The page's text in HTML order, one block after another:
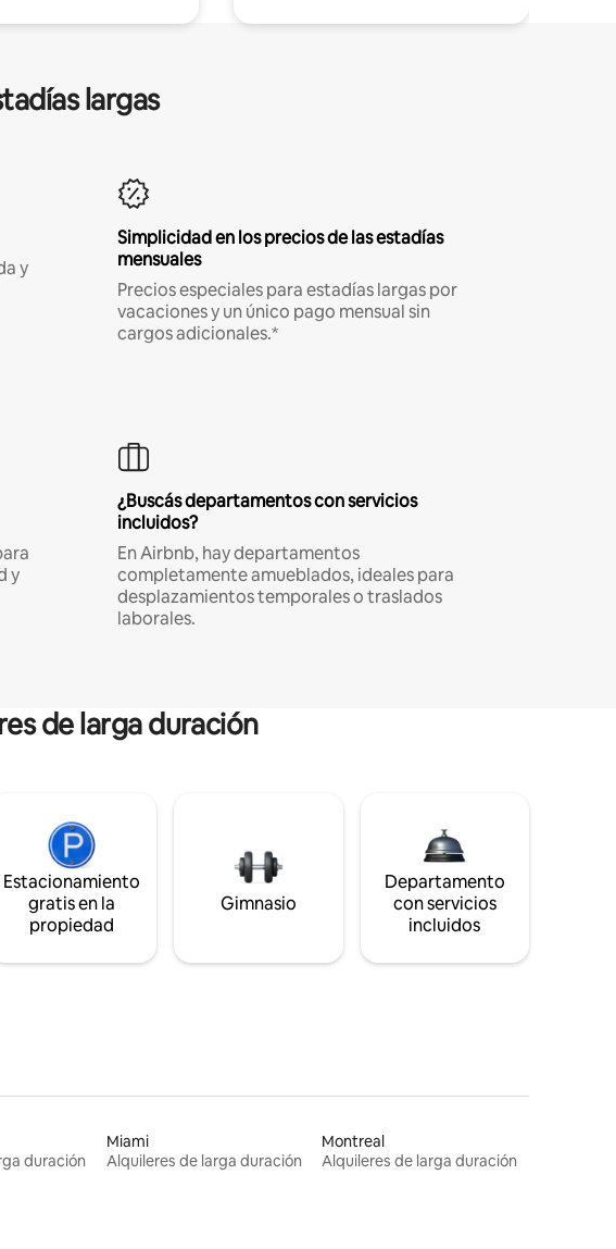
largas
y
Simplicidad en los precios de las estadías
mensuales
Precios especiales para estadías largas por
vacaciones y un único pago mensual sin
cargos adicionales.*
y
¿Buscás departamentos con servicios
incluidos?
En Airbnb, hay departamentos
completamente amueblados, ideales para
desplazamientos temporales o traslados
laborales.
de larga duración
Estacionamiento
gratis en la
propiedad
Gimnasio
Departamento
con servicios
incluidos
duración
Miami
Alquileres de larga duración
Montreal
Alquileres de larga duración